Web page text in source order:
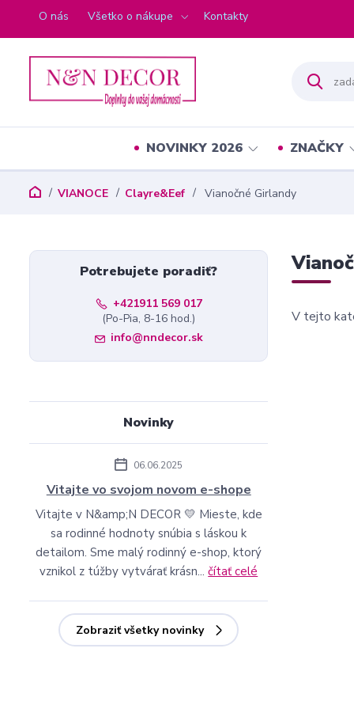
O nás Všetko o nákupe Kontakty
NOVINKY 2026 ZNAČKY
VIANOCE Clayre&Eef Vianočné Girlandy
V tejto
Potrebujete poradiť?
+421911 569 017
(Po-Pia, 8-16 hod.)
info@nndecor.sk
Novinky
06.06.2025
Vitajte vo svojom novom e-shope
Vitajte v N&amp;N DECOR 💛 Mieste, kde
sa rodinné hodnoty snúbia s láskou k
detailom. Sme malý rodinný e-shop, ktorý
vznikol z túžby vytvárať krásn...čítať celé
Zobraziť všetky novinky